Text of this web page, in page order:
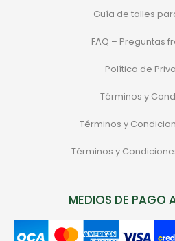
Guía de talles
FAQ – Preguntas
Política de
Términos y
Términos y
Términos y
MEDIOS DE PAGO